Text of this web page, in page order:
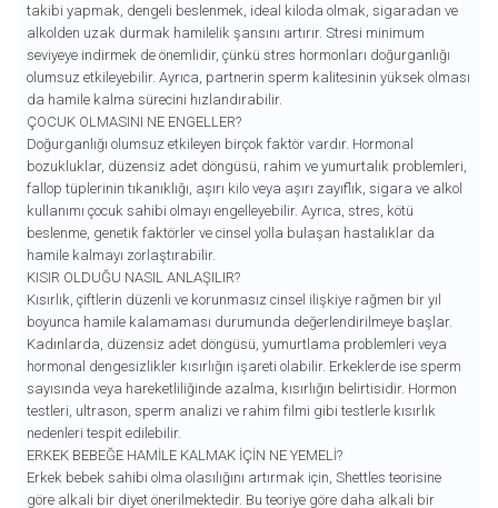
takibi yapmak, dengeli beslenmek, ideal kiloda olmak, sigaradan ve
alkolden uzak durmak hamilelik şansını artırır. Stresi minimum
seviyeye indirmek de önemlidir, çünkü stres hormonları doğurganlığı
olumsuz etkileyebilir. Ayrıca, partnerin sperm kalitesinin yüksek olması
da hamile kalma sürecini hızlandırabilir.
ÇOCUK OLMASINI NE ENGELLER?
Doğurganlığı olumsuz etkileyen birçok faktör vardır. Hormonal
bozukluklar, düzensiz adet döngüsü, rahim ve yumurtalık problemleri,
fallop tüplerinin tıkanıklığı, aşırı kilo veya aşırı zayıflık, sigara ve alkol
kullanımı çocuk sahibi olmayı engelleyebilir. Ayrıca, stres, kötü
beslenme, genetik faktörler ve cinsel yolla bulaşan hastalıklar da
hamile kalmayı zorlaştırabilir.
KISIR OLDUĞU NASIL ANLAŞILIR?
Kısırlık, çiftlerin düzenli ve korunmasız cinsel ilişkiye rağmen bir yıl
boyunca hamile kalamaması durumunda değerlendirilmeye başlar.
Kadınlarda, düzensiz adet döngüsü, yumurtlama problemleri veya
hormonal dengesizlikler kısırlığın işareti olabilir. Erkeklerde ise sperm
sayısında veya hareketliliğinde azalma, kısırlığın belirtisidir. Hormon
testleri, ultrason, sperm analizi ve rahim filmi gibi testlerle kısırlık
nedenleri tespit edilebilir.
ERKEK BEBEĞE HAMILE KALMAK İÇIN NE YEMELI?
Erkek bebek sahibi olma olasılığını artırmak için, Shettles teorisine
göre alkali bir diyet önerilmektedir. Bu teoriye göre daha alkali bir